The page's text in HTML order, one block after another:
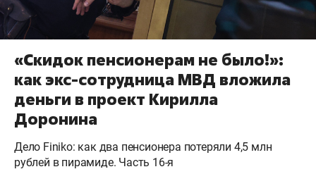
«Скидок пенсионерам не было!»:
как экс-сотрудница МВД вложила
деньги в проект Кирилла
Доронина
Дело Finiko: как два пенсионера потеряли 4,5 млн
рублей в пирамиде. Часть 16-я